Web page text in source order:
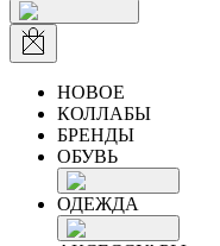
НОВОЕ
КОЛЛАБЫ
БРЕНДЫ
ОБУВЬ
ОДЕЖДА